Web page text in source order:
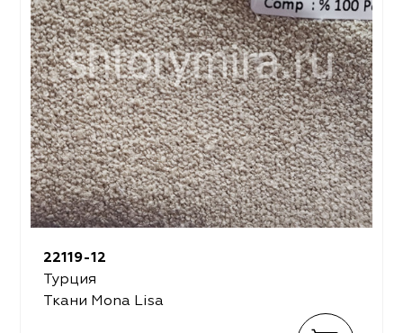
22119-12
Турция
Ткани Mona Lisa